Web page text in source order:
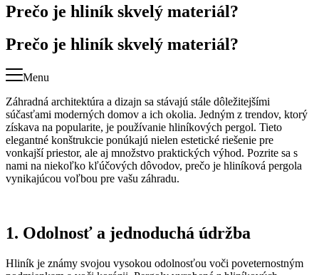
Prečo je hliník skvelý materiál?
Prečo je hliník skvelý materiál?
Menu
Záhradná architektúra a dizajn sa stávajú stále dôležitejšími
súčasťami moderných domov a ich okolia. Jedným z trendov, ktorý
získava na popularite, je používanie hliníkových pergol. Tieto
elegantné konštrukcie ponúkajú nielen estetické riešenie pre
vonkajší priestor, ale aj množstvo praktických výhod. Pozrite sa s
nami na niekoľko kľúčových dôvodov, prečo je hliníková pergola
vynikajúcou voľbou pre vašu záhradu.
1. Odolnosť a jednoduchá údržba
Hliník je známy svojou vysokou odolnosťou voči poveternostným